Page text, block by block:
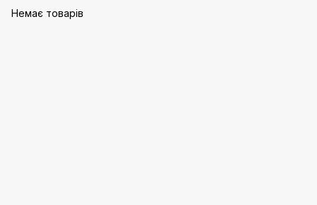
Немає товарів